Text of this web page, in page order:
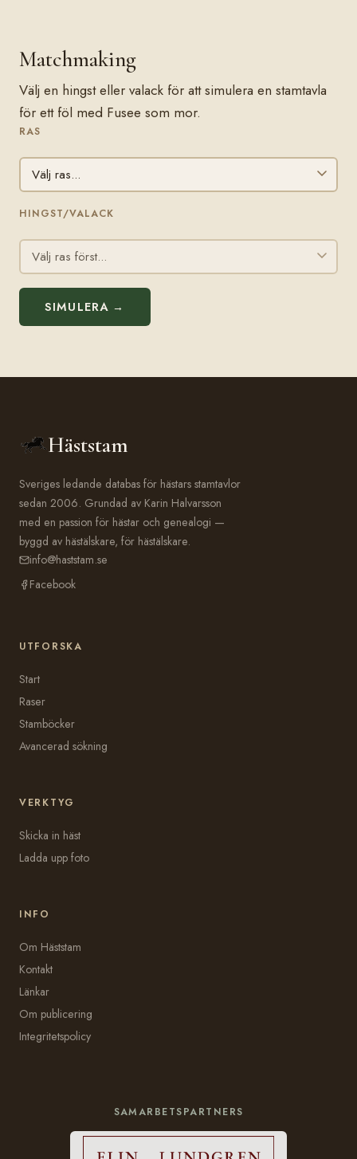
Matchmaking
Välj en hingst eller valack för att simulera en stamtavla
för ett föl med Fusee som mor.
RAS
HINGST/VALACK
SIMULERA →
Häststam
Sveriges ledande databas för hästars stamtavlor
sedan 2006. Grundad av Karin Halvarsson
med en passion för hästar och genealogi —
byggd av hästälskare, för hästälskare.
info@haststam.se
Facebook
UTFORSKA
Start
Raser
Stamböcker
Avancerad sökning
VERKTYG
Skicka in häst
Ladda upp foto
INFO
Om Häststam
Kontakt
Länkar
Om publicering
Integritetspolicy
SAMARBETSPARTNERS